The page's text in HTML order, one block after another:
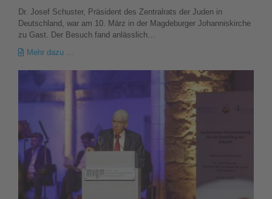
Dr. Josef Schuster, Präsident des Zentralrats der Juden in
Deutschland, war am 10. März in der Magdeburger Johanniskirche
zu Gast. Der Besuch fand anlässlich…
Mehr dazu ...